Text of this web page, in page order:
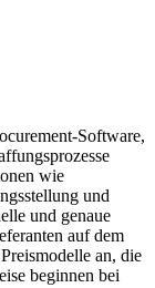
Software,
wie
und
und genaue
auf dem
an, die
beginnen bei